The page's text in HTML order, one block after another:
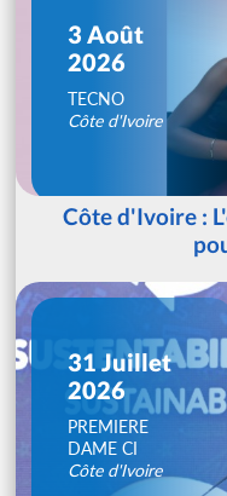
3 Août
2026
TECNO
Côte d'Ivoire
Côte d'Ivoire :
31 Juillet
2026
PREMIERE
DAME CI
Côte d'Ivoire